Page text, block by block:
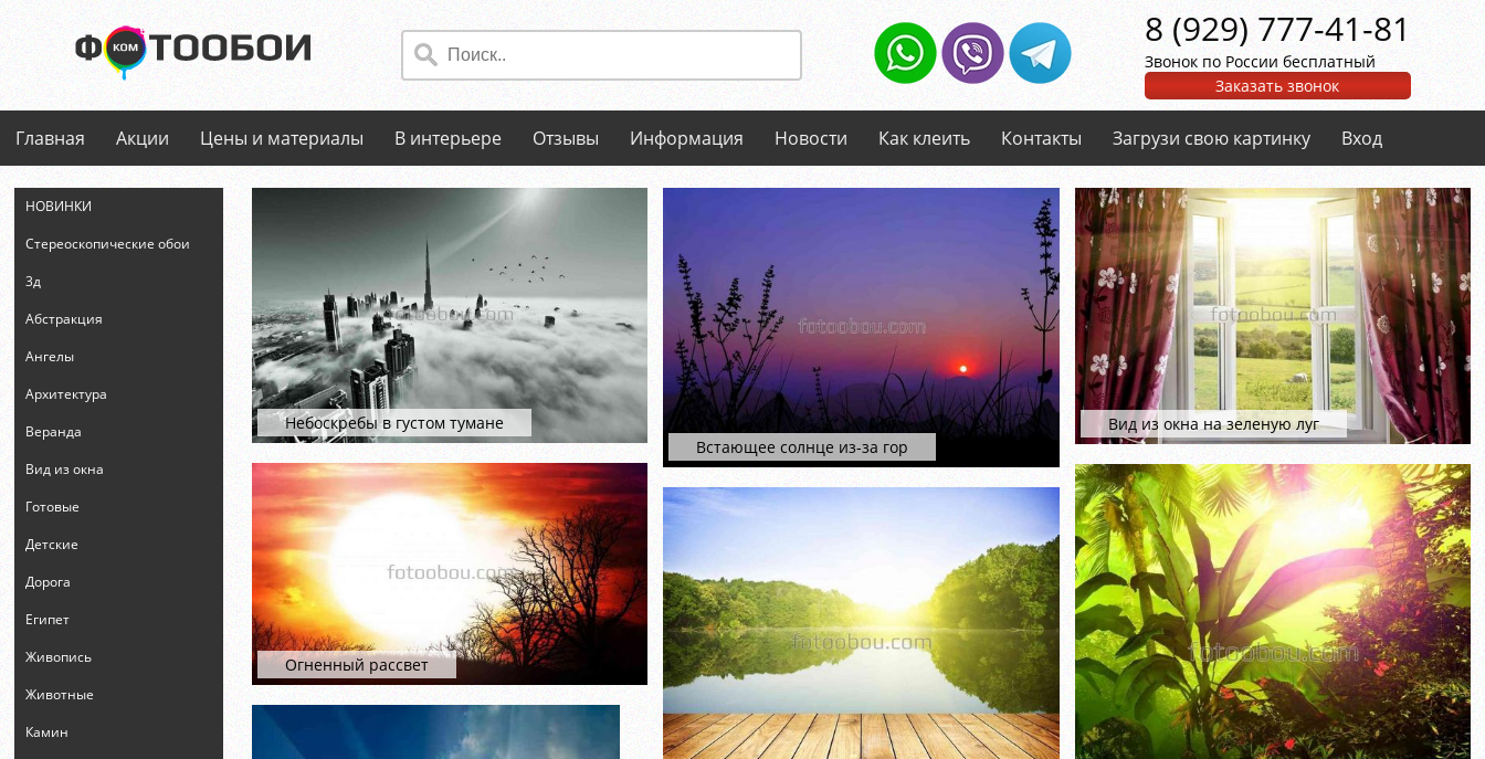
8 (929) 777-41-81
Звонок по России бесплатный
Заказать звонок
Главная Акции Цены и материалы В интерьере Отзывы Информация Новости Как клеить Контакты Загрузи свою картинку Вход
НОВИНКИ
Стереоскопические обои
3д
Абстракция
Ангелы
Архитектура
Веранда
Вид из окна
Готовые
Детские
Дорога
Египет
Живопись
Животные
Камин
Небоскребы в густом тумане
Огненный рассвет
Встающее солнце из-за гор
Вид из окна на зеленую луг